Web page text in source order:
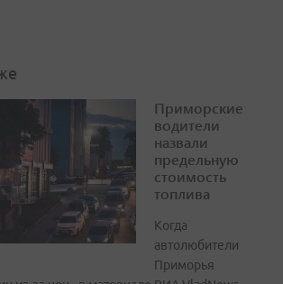
Приморские
водители
назвали
предельную
стоимость
топлива
Когда
автолюбители
Приморья